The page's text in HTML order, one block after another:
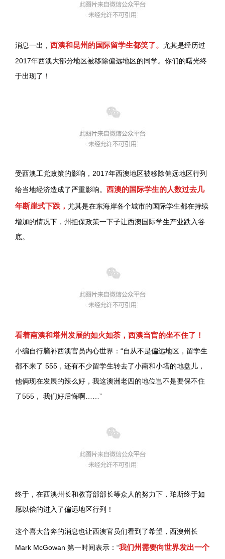
消息一出， 西澳和昆州的国际留学生都笑了。 尤其是经历过
2017年西澳大部分地区被移除偏远地区的同学。你们的曙光终
于出现了！
受西澳工党政策的影响，2017年西澳地区被移除偏远地区行列
给当地经济造成了严重影响。 西澳的国际学生的人数过去几
年断崖式下跌， 尤其是在东海岸各个城市的国际学生都在持续
增加的情况下，州担保政策一下子让西澳国际学生产业跌入谷
底。
看着南澳和塔州发展的如火如荼，西澳当官的坐不住了！
小编自行脑补西澳官员内心世界：“自从不是偏远地区，留学生
都不来了 555，还有不少留学生转去了小南和小塔的地盘儿，
他俩现在发展的辣么好，我这澳洲老四的地位岂不是要保不住
了555， 我们好后悔啊……”
终于，在西澳州长和教育部部长等众人的努力下，珀斯终于如
愿以偿的进入了偏远地区行列！
这个喜大普奔的消息也让西澳官员们看到了希望，西澳州长
Mark McGowan 第一时间表示：“我们州需要向世界发出一个